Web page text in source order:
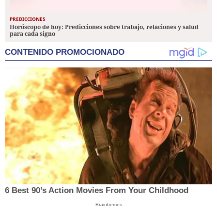
PREDICCIONES
Horóscopo de hoy: Predicciones sobre trabajo, relaciones y salud
para cada signo
CONTENIDO PROMOCIONADO
6 Best 90’s Action Movies From Your Childhood
Brainberries